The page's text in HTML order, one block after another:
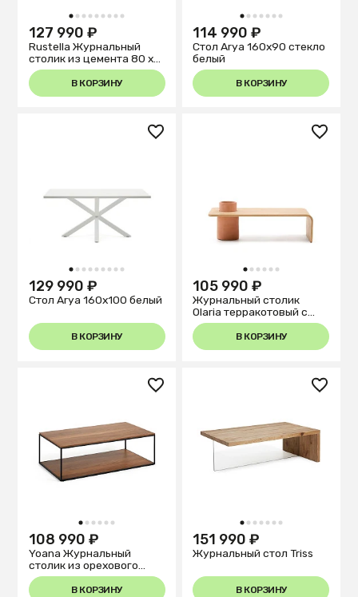
1 2 3 4 5 6 7 8 9
127 990 ₽
Rustella Журнальный
столик из цемента 80 x
60 см
В КОРЗИНУ
1 2 3 4 5 6 7
114 990 ₽
Стол Arya 160x90 стекло
белый
В КОРЗИНУ
1 2 3 4 5 6 7 8 9
129 990 ₽
Стол Arya 160х100 белый
В КОРЗИНУ
1 2 3 4 5 6
105 990 ₽
Журнальный столик
Olaria терракотовый с
дубовым шпоном
натуральной отделки 110
x 60
В КОРЗИНУ
1 2 3 4 5 6
108 990 ₽
Yoana Журнальный
столик из орехового
шпона и черного металла
110 x 60 смВ КОРЗИНУ
1 2 3 4 5 6 7
151 990 ₽
Журнальный стол Triss
В КОРЗИНУ